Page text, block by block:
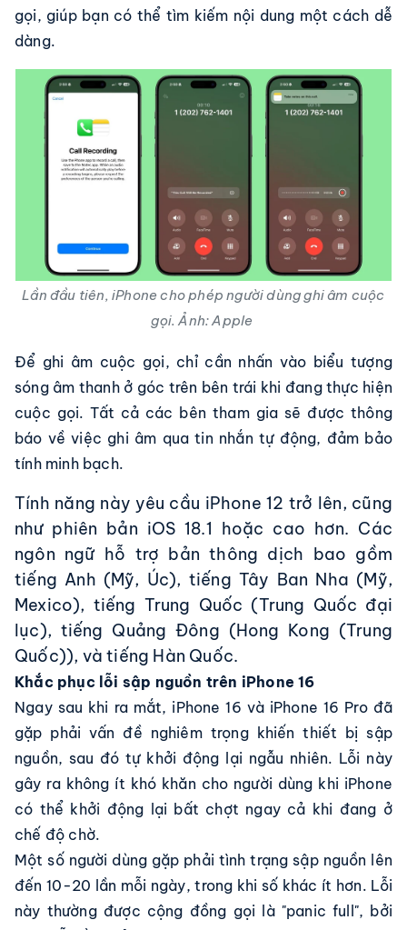
gọi, giúp bạn có thể tìm kiếm nội dung một cách dễ
dàng.
Lần đầu tiên, iPhone cho phép người dùng ghi âm cuộc
gọi. Ảnh: Apple
Để ghi âm cuộc gọi, chỉ cần nhấn vào biểu tượng
sóng âm thanh ở góc trên bên trái khi đang thực hiện
cuộc gọi. Tất cả các bên tham gia sẽ được thông
báo về việc ghi âm qua tin nhắn tự động, đảm bảo
tính minh bạch.
Tính năng này yêu cầu iPhone 12 trở lên, cũng
như phiên bản iOS 18.1 hoặc cao hơn. Các
ngôn ngữ hỗ trợ bản thông dịch bao gồm
tiếng Anh (Mỹ, Úc), tiếng Tây Ban Nha (Mỹ,
Mexico), tiếng Trung Quốc (Trung Quốc đại
lục), tiếng Quảng Đông (Hong Kong (Trung
Quốc)), và tiếng Hàn Quốc.
Khắc phục lỗi sập nguồn trên iPhone 16
Ngay sau khi ra mắt, iPhone 16 và iPhone 16 Pro đã
gặp phải vấn đề nghiêm trọng khiến thiết bị sập
nguồn, sau đó tự khởi động lại ngẫu nhiên. Lỗi này
gây ra không ít khó khăn cho người dùng khi iPhone
có thể khởi động lại bất chợt ngay cả khi đang ở
chế độ chờ.
Một số người dùng gặp phải tình trạng sập nguồn lên
đến 10-20 lần mỗi ngày, trong khi số khác ít hơn. Lỗi
này thường được cộng đồng gọi là "panic full", bởi